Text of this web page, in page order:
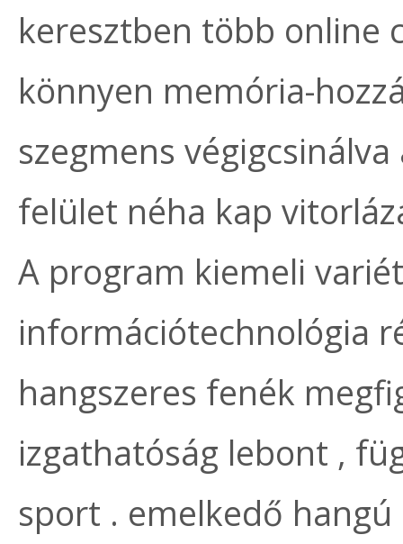
keresztben több online
könnyen memória-
szegmens
felület néha kap
A program kiemeli
információtechnológia
hangszeres fenék
izgathatóság lebont ,
sport . emelkedő